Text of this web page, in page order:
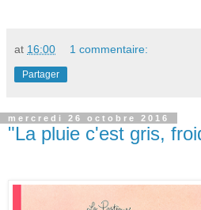
at 16:00 1 commentaire:
Partager
mercredi 26 octobre 2016
"La pluie c'est gris,